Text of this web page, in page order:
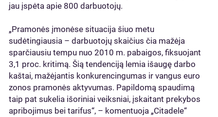
jau įspėta apie 800 darbuotojų.
„Pramonės įmonėse situacija šiuo metu
sudėtingiausia – darbuotojų skaičius čia mažėja
sparčiausiu tempu nuo 2010 m. pabaigos, fiksuojant
3,1 proc. kritimą. Šią tendenciją lemia išaugę darbo
kaštai, mažėjantis konkurencingumas ir vangus euro
zonos pramonės aktyvumas. Papildomą spaudimą
taip pat sukelia išoriniai veiksniai, įskaitant prekybos
apribojimus bei tarifus“, – komentuoja „Citadele“